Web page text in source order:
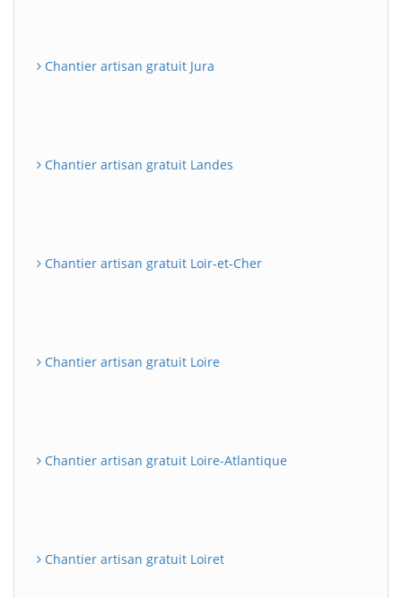
Chantier artisan gratuit Jura
Chantier artisan gratuit Landes
Chantier artisan gratuit Loir-et-Cher
Chantier artisan gratuit Loire
Chantier artisan gratuit Loire-Atlantique
Chantier artisan gratuit Loiret